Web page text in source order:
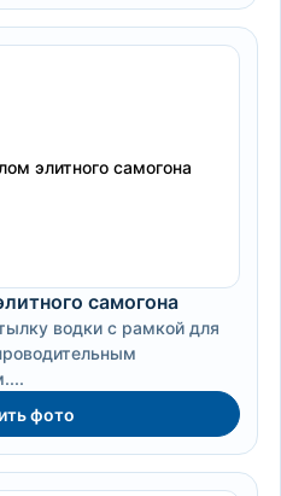
самогона
водки с рамкой для
фото